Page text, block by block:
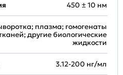
450 ± 10 нм
плазма; гомогенаты
другие биологические
жидкости
3.12-200 нг/мл